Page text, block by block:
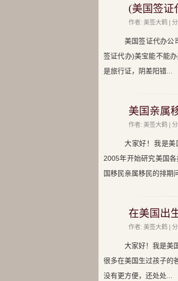
(美国签证
作者: 美签大鹤 |
美国签证代办公
签证代办)美宝能不能
是旅行证，阴差阳错...
美国亲属
作者: 美签大鹤 |
大家好！我是
2005年开始研究美国
国移民亲属移民的排期
在美国出
作者: 美签大鹤 |
大家好！我是美
很多在美国生过孩子的
没有更方便，还处处...